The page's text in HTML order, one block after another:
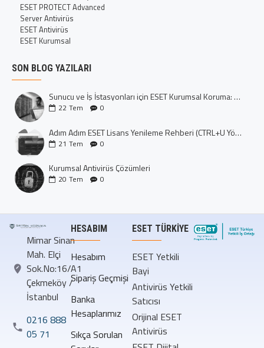
ESET PROTECT Advanced
Server Antivirüs
ESET Antivirüs
ESET Kurumsal
SON BLOG YAZILARI
Sunucu ve İş İstasyonları için ESET Kurumsal Koruma: Dijital Kalenizi İnşa Edin
22 Tem 0
Adım Adım ESET Lisans Yenileme Rehberi (CTRL+U Yöntemi)
21 Tem 0
Kurumsal Antivirüs Çözümleri
20 Tem 0
Mimar Sinan
Mah. Elçi
Sok.No:16/A1
Çekmeköy /
İstanbul
0216 888
05 71
HESABIM
Hesabım
Sipariş Geçmişi
Banka
Hesaplarımız
Sıkça Sorulan
ESET TÜRKIYE
ESET Yetkili
Bayi
Antivirüs Yetkili
Satıcısı
Orijinal ESET
Antivirüs